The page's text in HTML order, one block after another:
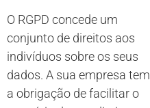
O RGPD concede um
conjunto de direitos aos
indivíduos sobre os seus
dados. A sua empresa tem
a obrigação de facilitar o